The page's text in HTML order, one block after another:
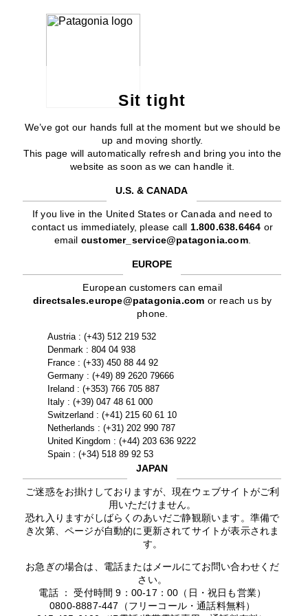
Sit tight
We’ve got our hands full at the moment but we should be
up and moving shortly.
This page will automatically refresh and bring you into the
website as soon as we can handle it.
U.S. & CANADA
If you live in the United States or Canada and need to
contact us immediately, please call 1.800.638.6464 or
email customer_service@patagonia.com.
EUROPE
European customers can email
directsales.europe@patagonia.com or reach us by
phone.
Austria : (+43) 512 219 532
Denmark : 804 04 938
France : (+33) 450 88 44 92
Germany : (+49) 89 2620 79666
Ireland : (+353) 766 705 887
Italy : (+39) 047 48 61 000
Switzerland : (+41) 215 60 61 10
Netherlands : (+31) 202 990 787
United Kingdom : (+44) 203 636 9222
Spain : (+34) 518 89 92 53
JAPAN
ご迷惑をお掛けしておりますが、現在ウェブサイトがご利
用いただけません。
恐れ入りますがしばらくのあいだご静観願います。準備で
き次第、ページが自動的に更新されてサイトが表示されま
す。
お急ぎの場合は、電話またはメールにてお問い合わせくだ
さい。
電話 ： 受付時間 9：00-17：00（日・祝日も営業）
0800-8887-447（フリーコール・通話料無料）